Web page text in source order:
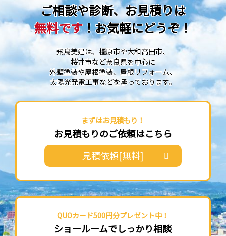
ご相談や診断、お見積りは
無料です！お気軽にどうぞ！
飛鳥美建は、橿原市や大和高田市、
桜井市など奈良県を中心に
外壁塗装や屋根塗装、屋根リフォーム、
太陽光発電工事などを承っております。
まずはお見積もり！
お見積もりのご依頼はこちら
見積依頼[無料]
QUOカード500円分プレゼント中！
ショールームでしっかり相談